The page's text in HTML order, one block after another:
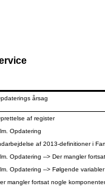
årsag
af register
Opdatering
af 2013-definitioner i
Opdatering --> Der mangler
Opdatering --> Følgende
mangler fortsat nogle